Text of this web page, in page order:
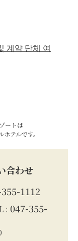
계약 단체 여
ートは
テルです。
合わせ
1112
: 047-355-